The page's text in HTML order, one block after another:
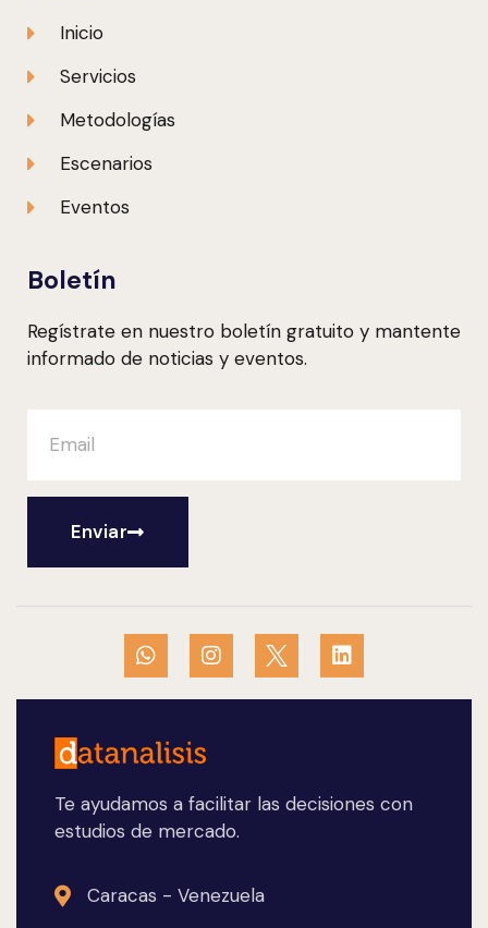
Te ayudamos a facilitar las decisiones con
estudios de mercado.
Caracas - Venezuela
Inicio
Servicios
Metodologías
Escenarios
Eventos
Boletín
Regístrate en nuestro boletín gratuito y mantente
informado de noticias y eventos.
Enviar